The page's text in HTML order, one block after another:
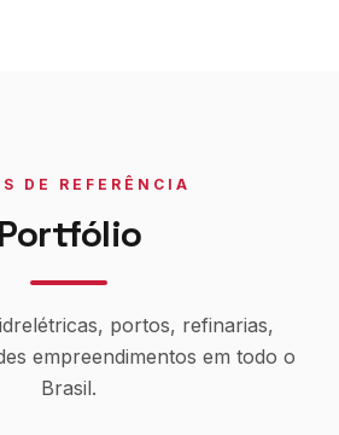
DE REFERÊNCIA
Portfólio
portos, refinarias,
empreendimentos em todo o
Brasil.